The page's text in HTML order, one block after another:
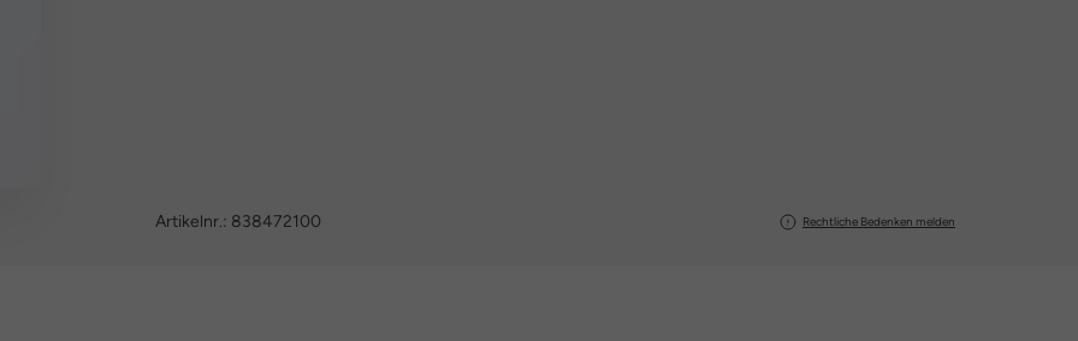
Artikelnr.: 838472100 Rechtliche Bedenken melden